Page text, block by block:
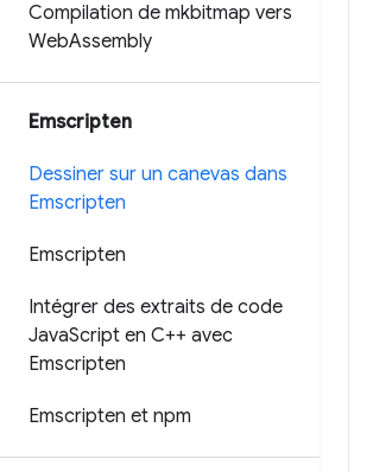
Compilation de mkbitmap vers
WebAssembly
Emscripten
Dessiner sur un canevas dans
Emscripten
Emscripten
Intégrer des extraits de code
JavaScript en C++ avec
Emscripten
Emscripten et npm